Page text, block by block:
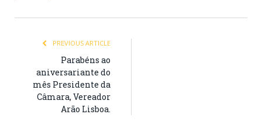
PREVIOUS ARTICLE
Parabéns ao
aniversariante do
mês Presidente da
Câmara, Vereador
Arão Lisboa.